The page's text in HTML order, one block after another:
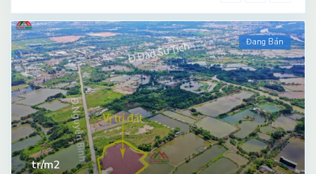
Đang Bán
tr/m2